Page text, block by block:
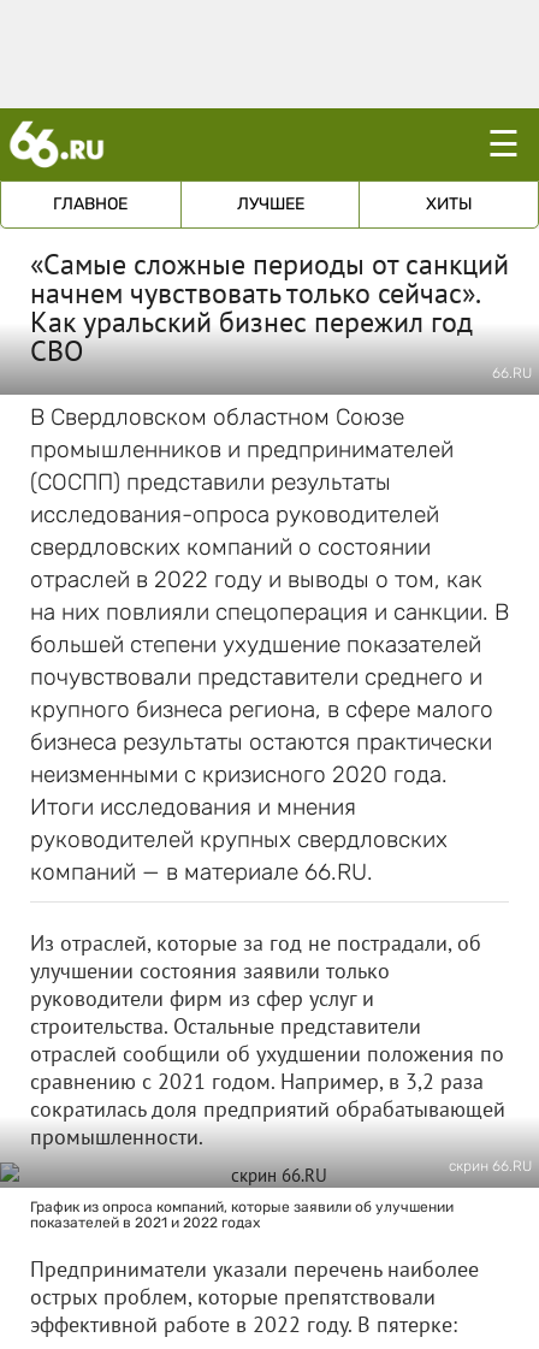
☰
ГЛАВНОЕ ЛУЧШЕЕ ХИТЫ
«Самые сложные периоды от санкций
начнем чувствовать только сейчас».
Как уральский бизнес пережил год
СВО
66.RU
В Свердловском областном Союзе
промышленников и предпринимателей
(СОСПП) представили результаты
исследования-опроса руководителей
свердловских компаний о состоянии
отраслей в 2022 году и выводы о том, как
на них повлияли спецоперация и санкции. В
большей степени ухудшение показателей
почувствовали представители среднего и
крупного бизнеса региона, в сфере малого
бизнеса результаты остаются практически
неизменными с кризисного 2020 года.
Итоги исследования и мнения
руководителей крупных свердловских
компаний — в материале 66.RU.
Из отраслей, которые за год не пострадали, об
улучшении состояния заявили только
руководители фирм из сфер услуг и
строительства. Остальные представители
отраслей сообщили об ухудшении положения по
сравнению с 2021 годом. Например, в 3,2 раза
сократилась доля предприятий обрабатывающей
промышленности.
скрин 66.RU
График из опроса компаний, которые заявили об улучшении
показателей в 2021 и 2022 годах
Предприниматели указали перечень наиболее
острых проблем, которые препятствовали
эффективной работе в 2022 году. В пятерке: